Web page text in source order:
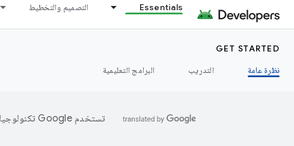
Essentials التصميم والتخطيط
GET STARTED
نظرة عامة
التدريب البرامج التعليمية
تستخدم Google تكنولوجيا الذكاء الاصطناعي لترجمة المحتوى إلى لغتك المفضّلة، وقد تتضمّن بعض الأخطاء.